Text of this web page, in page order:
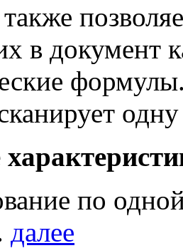
также
в документ
одну
по
далее